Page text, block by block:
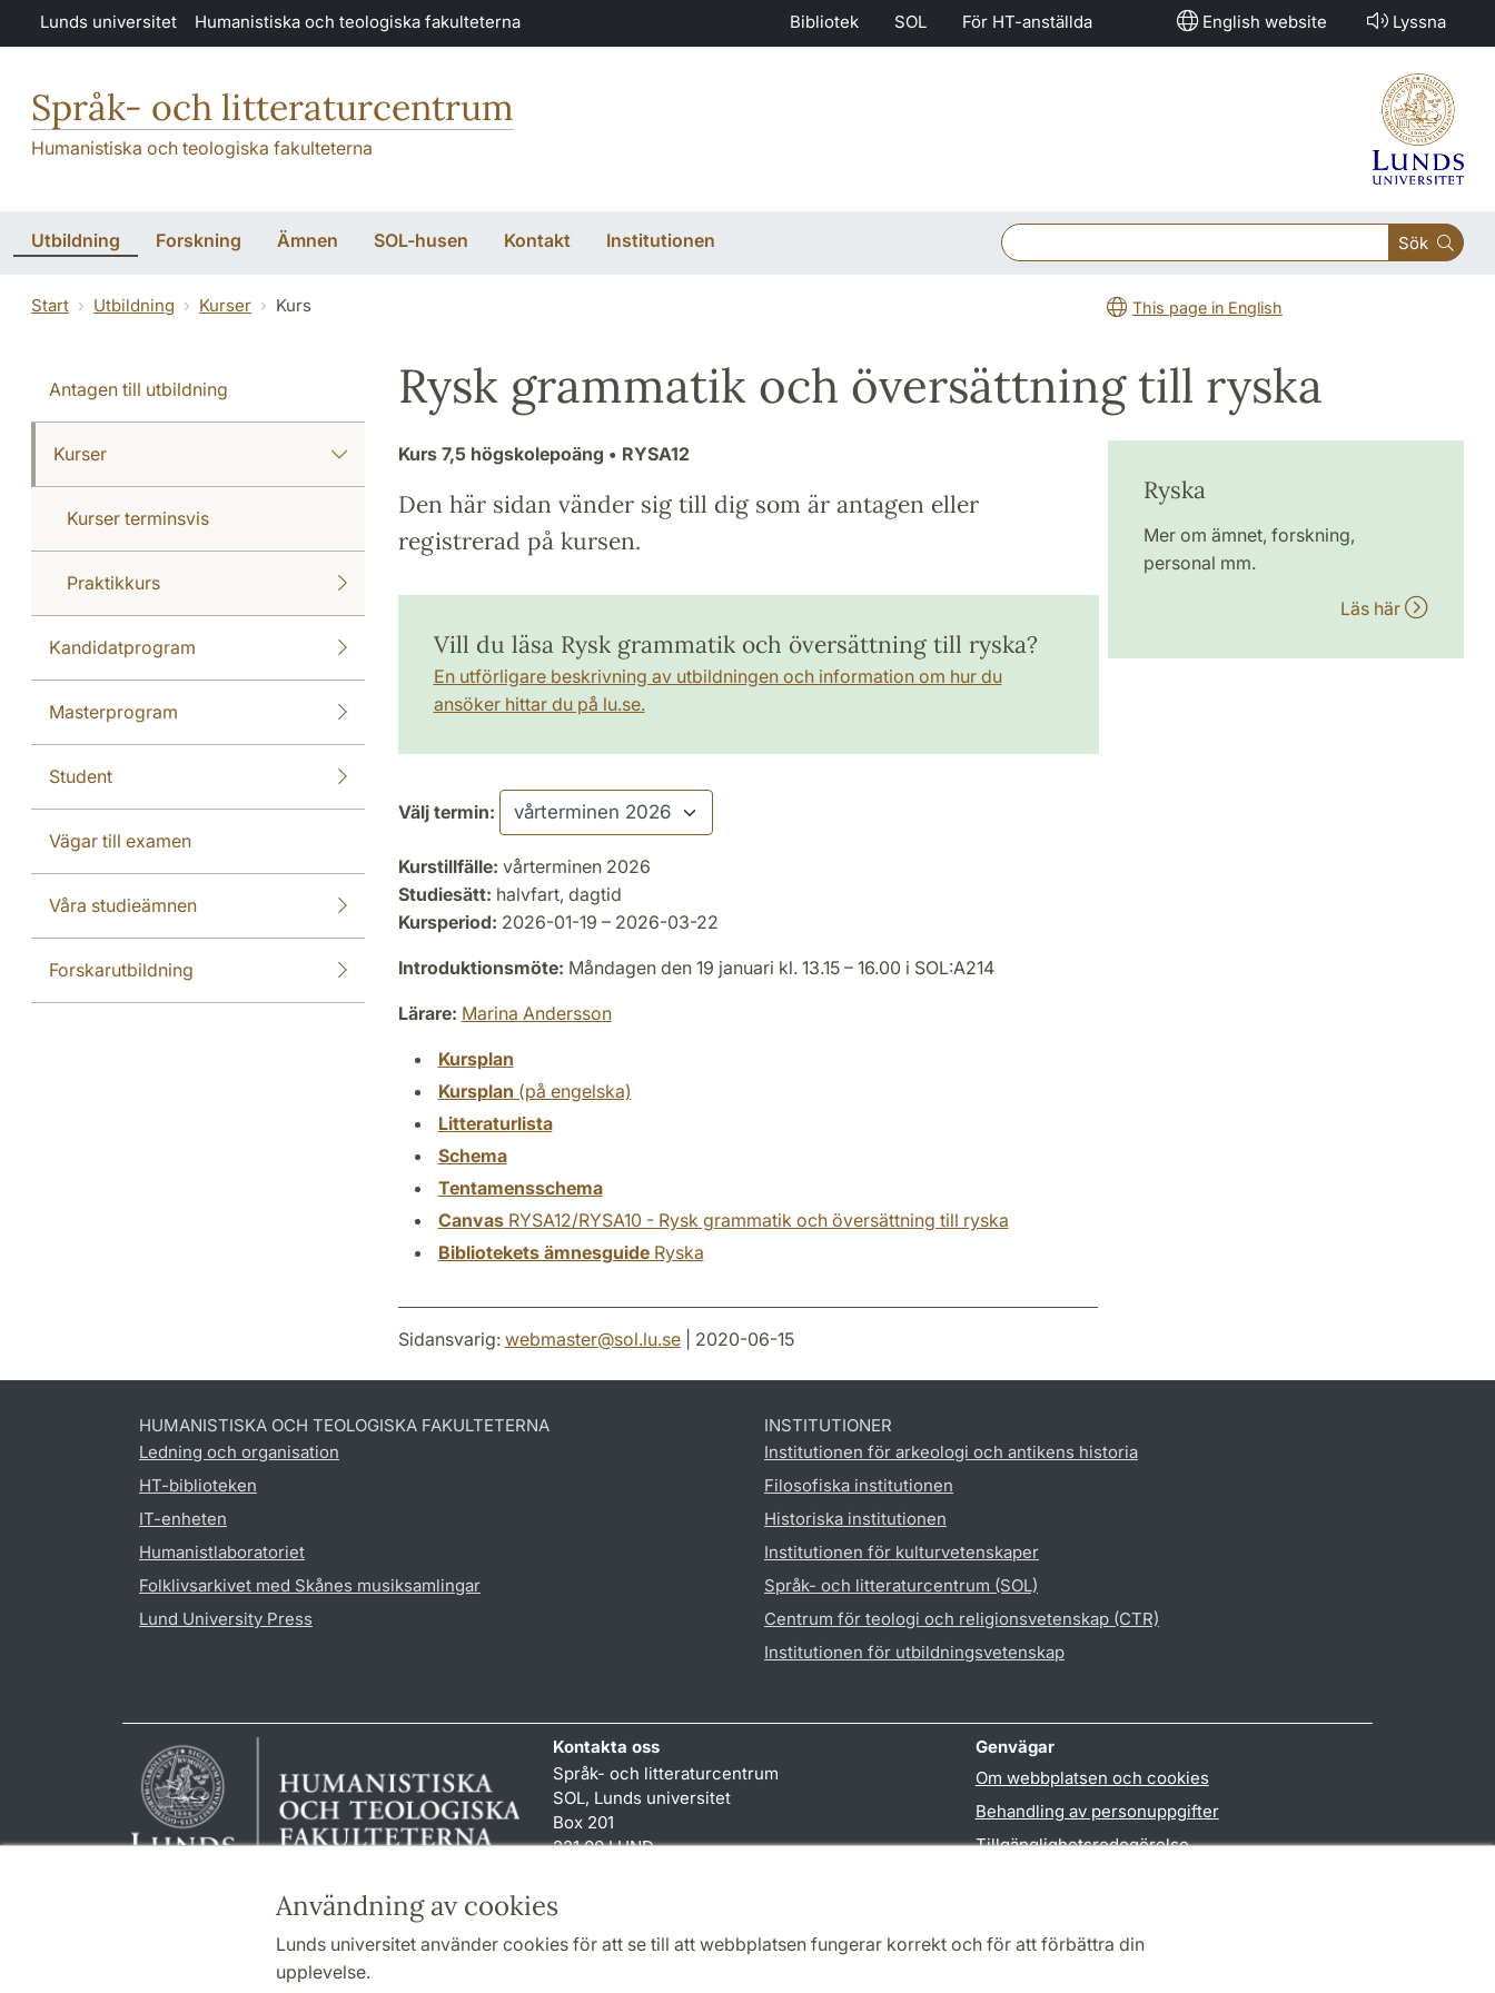
Hoppa till huvudinnehåll
Användning av cookies
Lunds universitet använder cookies för att se till att webbplatsen fungerar korrekt och för att förbättra din
upplevelse.
Lunds universitet Humanistiska och teologiska fakulteterna Bibliotek SOL För HT-anställda English website Lyssna
Språk- och litteraturcentrum
Humanistiska och teologiska fakulteterna
Utbildning Forskning Ämnen SOL-husen Kontakt Institutionen Sök
Start Utbildning Kurser Kurs This page in English
Antagen till utbildning
Kurser
Kurser terminsvis
Praktikkurs
Kandidatprogram
Masterprogram
Student
Vägar till examen
Våra studieämnen
Forskarutbildning
Rysk grammatik och översättning till ryska
Kurs 7,5 högskolepoäng • RYSA12
Den här sidan vänder sig till dig som är antagen eller
registrerad på kursen.
Vill du läsa Rysk grammatik och översättning till ryska?
En utförligare beskrivning av utbildningen och information om hur du
ansöker hittar du på lu.se.
Välj termin:
Kurstillfälle: vårterminen 2026
Studiesätt: halvfart, dagtid
Kursperiod: 2026-01-19 – 2026-03-22
Introduktionsmöte: Måndagen den 19 januari kl. 13.15 – 16.00 i SOL:A214
Lärare: Marina Andersson
Kursplan
Kursplan (på engelska)
Litteraturlista
Schema
Tentamensschema
CanvasRYSA12/RYSA10 - Rysk grammatik och översättning till ryska
Bibliotekets ämnesguideRyska
Ryska
Mer om ämnet, forskning,
personal mm.
Läs här
Sidansvarig: webmaster@sol.lu.se| 2020-06-15
HUMANISTISKA OCH TEOLOGISKA FAKULTETERNA
Ledning och organisation
HT-biblioteken
IT-enheten
Humanistlaboratoriet
Folklivsarkivet med Skånes musiksamlingar
Lund University Press
INSTITUTIONER
Institutionen för arkeologi och antikens historia
Filosofiska institutionen
Historiska institutionen
Institutionen för kulturvetenskaper
Språk- och litteraturcentrum (SOL)
Centrum för teologi och religionsvetenskap (CTR)
Institutionen för utbildningsvetenskap
Kontakta oss
Språk- och litteraturcentrum
SOL, Lunds universitet
Box 201
221 00 LUND
reception
Genvägar
Om webbplatsen och cookies
Behandling av personuppgifter
Tillgänglighetsredogörelse